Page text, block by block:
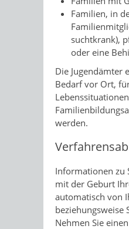
Familien, in
suchtkrank),
oder eine
Die Jugendämter
Bedarf vor Ort,
werden.
Informationen zu
mit der Geburt
automatisch von
beziehungsweise
Nehmen Sie